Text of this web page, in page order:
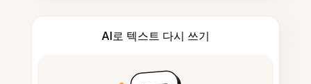
AI로 텍스트 다시 쓰기